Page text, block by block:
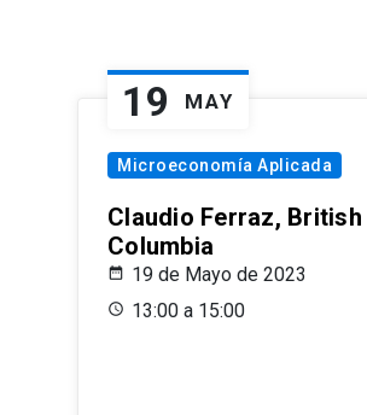
19 MAY
Microeconomía Aplicada
Claudio Ferraz, British
Columbia
19 de Mayo de 2023
13:00 a 15:00